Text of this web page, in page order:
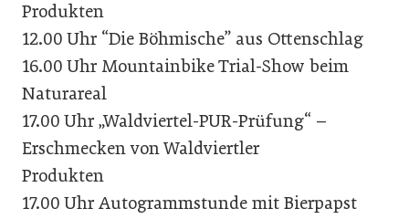
Produkten
12.00 Uhr “Die Böhmische” aus Ottenschlag
16.00 Uhr Mountainbike Trial-Show beim
Naturareal
17.00 Uhr „Waldviertel-PUR-Prüfung“ –
Erschmecken von Waldviertler
Produkten
17.00 Uhr Autogrammstunde mit Bierpapst